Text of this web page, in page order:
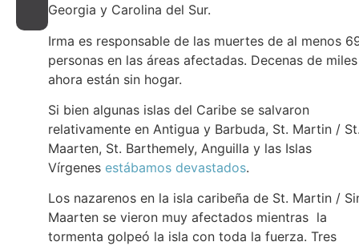
Georgia y Carolina del Sur.
Irma es responsable de las muertes de al menos
personas en las áreas afectadas. Decenas de miles
ahora están sin hogar.
Si bien algunas islas del Caribe se salvaron
relativamente en Antigua y Barbuda, St. Martin /
Maarten, St. Barthemely, Anguilla y las Islas
Vírgenes estábamos devastados.
Los nazarenos en la isla caribeña de St. Martin /
Maarten se vieron muy afectados mientras la
tormenta golpeó la isla con toda la fuerza. Tres